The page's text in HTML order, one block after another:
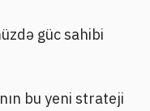
güc sahibi
bu yeni strateji